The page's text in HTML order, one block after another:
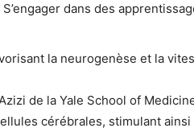
S’engager dans des
la neurogenèse et la
de la Yale School of
cérébrales, stimulant